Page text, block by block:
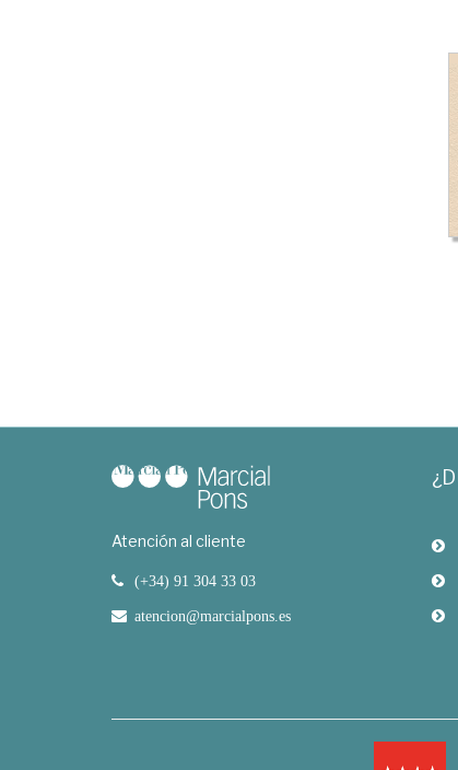
Atención al cliente
(+34) 91 304 33 03
atencion@marcialpons.es